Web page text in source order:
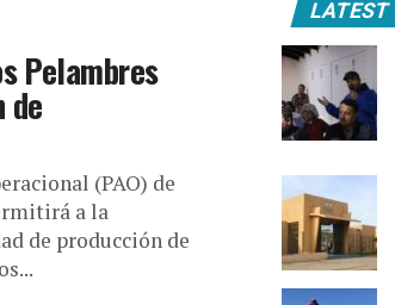
Pelambres
de
(PAO) de
a la
de producción de
LATEST